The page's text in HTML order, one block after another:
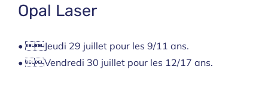
Opal Laser
• Jeudi 29 juillet pour les 9/11 ans.
• Vendredi 30 juillet pour les 12/17 ans.